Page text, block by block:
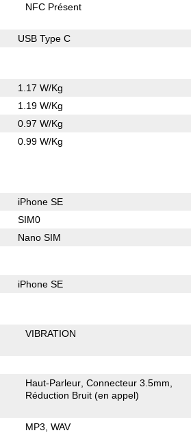
NFC Présent
USB Type C
1.17 W/Kg
1.19 W/Kg
0.97 W/Kg
0.99 W/Kg
iPhone SE
SIM0
Nano SIM
iPhone SE
VIBRATION
Haut-Parleur Connecteur 3.5mm
Réduction Bruit (en appel)
MP3 WAV